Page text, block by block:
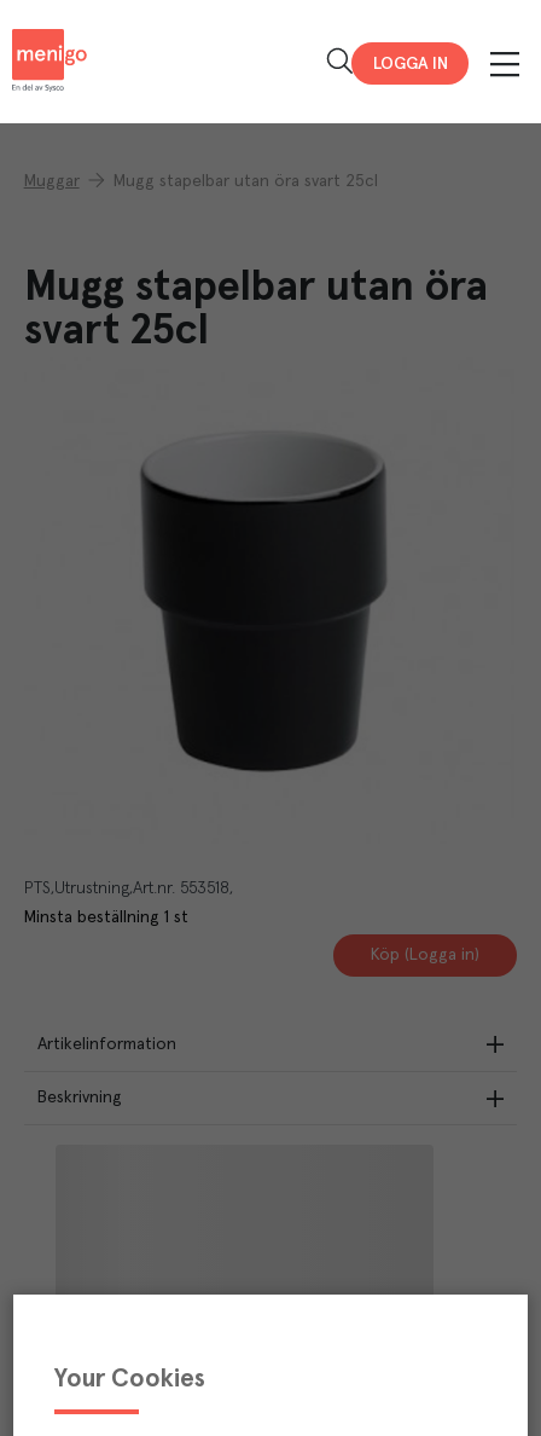
LOGGA IN
Muggar Mugg stapelbar utan öra svart 25cl
Mugg stapelbar utan öra
svart 25cl
PTS Utrustning Art.nr. 553518
Minsta beställning 1 st
Köp (Logga in)
Artikelinformation
Beskrivning
Your Cookies